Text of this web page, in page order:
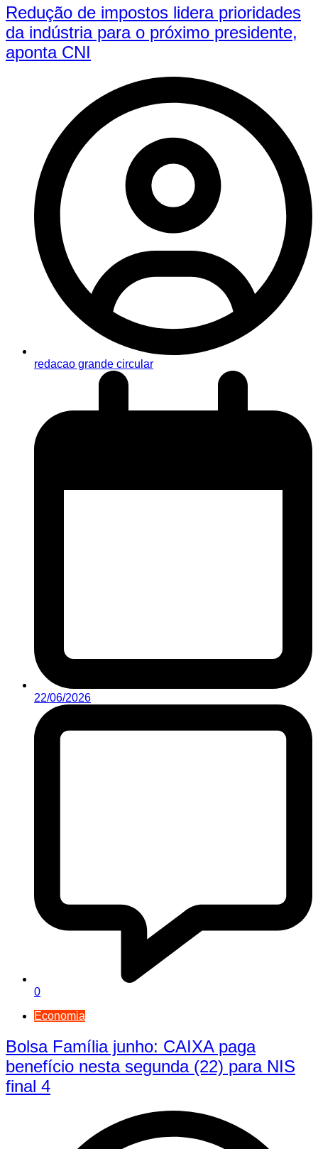
Redução de impostos lidera prioridades
da indústria para o próximo presidente,
aponta CNI
redacao grande circular
22/06/2026
0
Economia
Bolsa Família junho: CAIXA paga
benefício nesta segunda (22) para NIS
final 4